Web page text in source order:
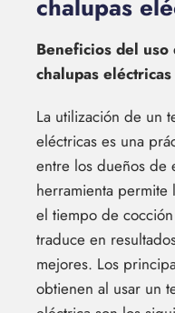
chalupas
Beneficios del
chalupas eléctricas
La utilización de un
eléctricas es una
entre los dueños de
herramienta permite
el tiempo de
traduce en
mejores. Los
obtienen al usar un